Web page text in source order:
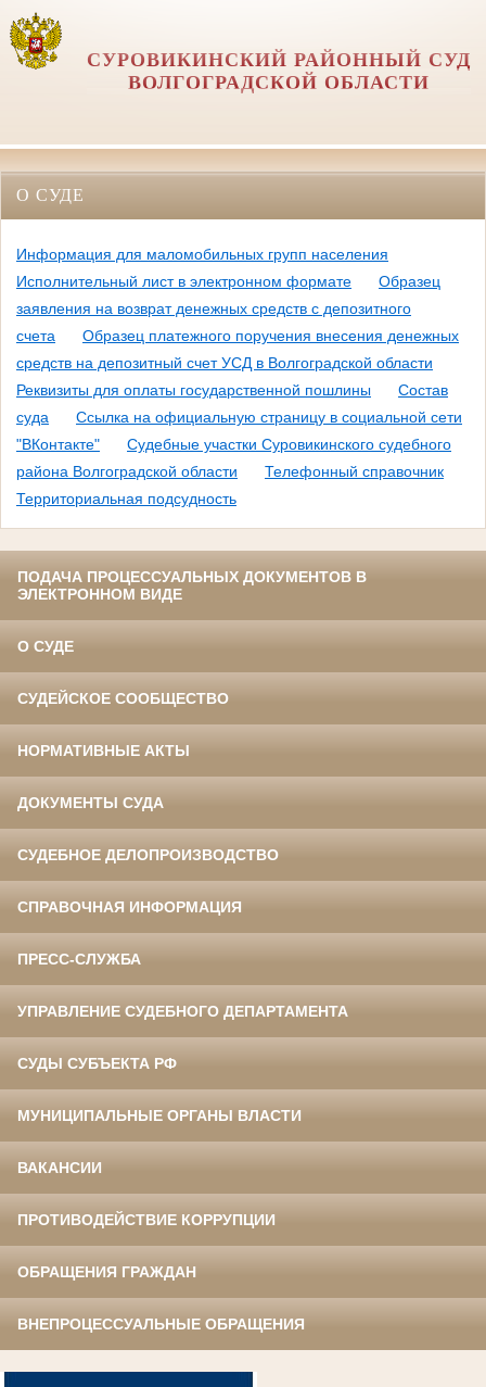
СУРОВИКИНСКИЙ РАЙОННЫЙ СУД
ВОЛГОГРАДСКОЙ ОБЛАСТИ
О СУДЕ
Информация для маломобильных групп населения
Исполнительный лист в электронном формате
Образец
заявления на возврат денежных средств с депозитного
счета
Образец платежного поручения внесения денежных
средств на депозитный счет УСД в Волгоградской области
Реквизиты для оплаты государственной пошлины
Состав
суда
Ссылка на официальную страницу в социальной сети
"ВКонтакте"
Судебные участки Суровикинского судебного
района Волгоградской области
Телефонный справочник
Территориальная подсудность
ПОДАЧА ПРОЦЕССУАЛЬНЫХ ДОКУМЕНТОВ В
ЭЛЕКТРОННОМ ВИДЕ
О СУДЕ
СУДЕЙСКОЕ СООБЩЕСТВО
НОРМАТИВНЫЕ АКТЫ
ДОКУМЕНТЫ СУДА
СУДЕБНОЕ ДЕЛОПРОИЗВОДСТВО
СПРАВОЧНАЯ ИНФОРМАЦИЯ
ПРЕСС-СЛУЖБА
УПРАВЛЕНИЕ СУДЕБНОГО ДЕПАРТАМЕНТА
СУДЫ СУБЪЕКТА РФ
МУНИЦИПАЛЬНЫЕ ОРГАНЫ ВЛАСТИ
ВАКАНСИИ
ПРОТИВОДЕЙСТВИЕ КОРРУПЦИИ
ОБРАЩЕНИЯ ГРАЖДАН
ВНЕПРОЦЕССУАЛЬНЫЕ ОБРАЩЕНИЯ